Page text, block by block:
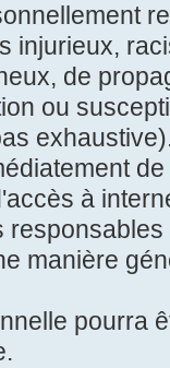
injurieux,
de
ou
à
manière
pourra